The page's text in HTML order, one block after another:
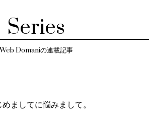
Series
Web Domaniの連載記事
めましてに悩みまして。